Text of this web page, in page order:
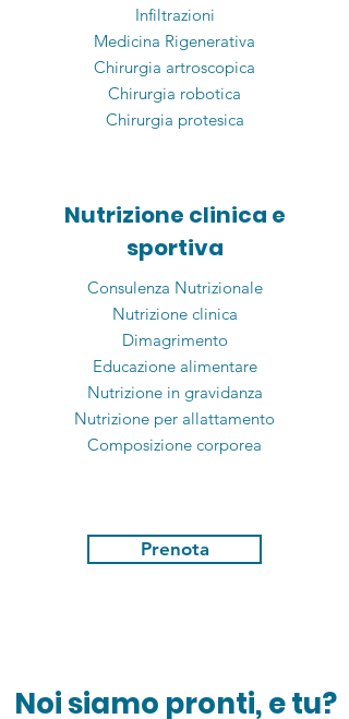
Infiltrazioni
Medicina Rigenerativa
Chirurgia artroscopica
Chirurgia robotica
Chirurgia protesica
Nutrizione clinica e
sportiva
Consulenza Nutrizionale
Nutrizione clinica
Dimagrimento
Educazione alimentare
Nutrizione in gravidanza
Nutrizione per allattamento
Composizione corporea
Prenota
Noi siamo pronti, e tu?